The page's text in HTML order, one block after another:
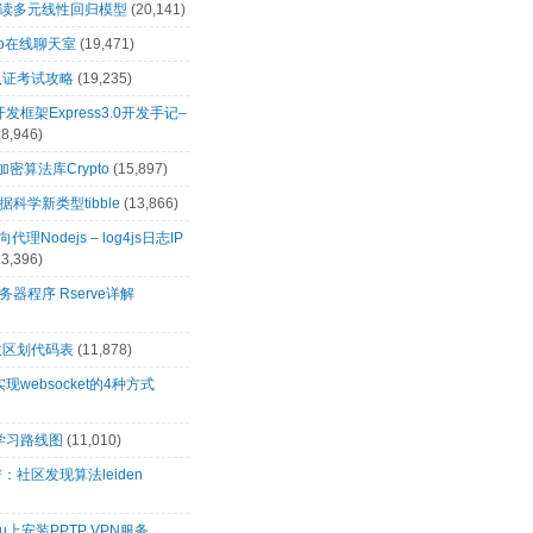
多元线性回归模型 (20,141)
在线聊天室 (19,471)
考试攻略 (19,235)
发框架Express3.0开发手记–
密算法库Crypto (15,897)
科学新类型tibble (13,866)
代理Nodejs – log4js日志IP
器程序 Rserve详解
划代码表 (11,878)
现websocket的4种方式
习路线图 (11,010)
社区发现算法leiden